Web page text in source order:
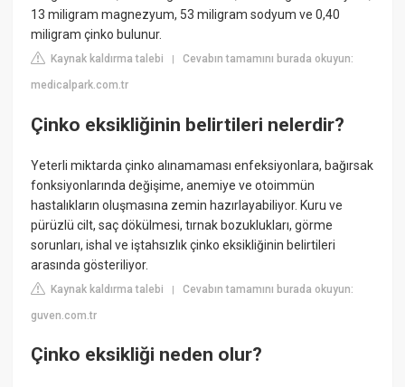
13 miligram magnezyum, 53 miligram sodyum ve 0,40
miligram çinko bulunur.
Kaynak kaldırma talebi |Cevabın tamamını burada okuyun:
medicalpark.com.tr
Çinko eksikliğinin belirtileri nelerdir?
Yeterli miktarda çinko alınamaması enfeksiyonlara, bağırsak
fonksiyonlarında değişime, anemiye ve otoimmün
hastalıkların oluşmasına zemin hazırlayabiliyor. Kuru ve
pürüzlü cilt, saç dökülmesi, tırnak bozuklukları, görme
sorunları, ishal ve iştahsızlık çinko eksikliğinin belirtileri
arasında gösteriliyor.
Kaynak kaldırma talebi |Cevabın tamamını burada okuyun:
guven.com.tr
Çinko eksikliği neden olur?